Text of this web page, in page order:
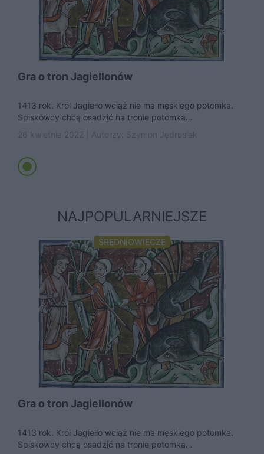
Gra o tron Jagiellonów
1413 rok. Król Jagiełło wciąż nie ma męskiego potomka.
Spiskowcy chcą osadzić na tronie potomka
NAJPOPULARNIEJSZE
ŚREDNIOWIECZE
Gra o tron Jagiellonów
1413 rok. Król Jagiełło wciąż nie ma męskiego potomka.
Spiskowcy chcą osadzić na tronie potomka